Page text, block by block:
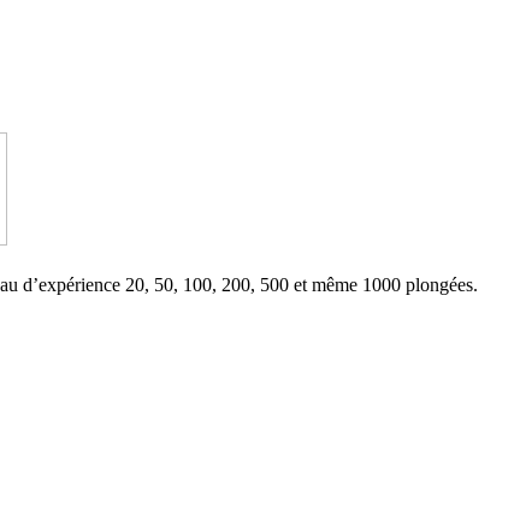
d’expérience 20, 50, 100, 200, 500 et même 1000 plongées.